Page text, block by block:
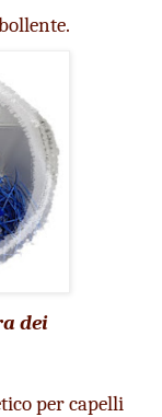
dei
per capelli